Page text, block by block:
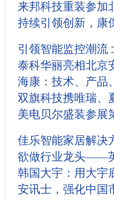
来邦科技重装参加
持续引领创新，康
引领智能监控潮流
泰科华丽亮相北京
海康：技术、产品
双旗科技携唯瑞、
美电贝尔盛装参展
佳乐智能家居解决
欲做行业龙头——
韩国大宇：用大宇
安讯士，强化中国